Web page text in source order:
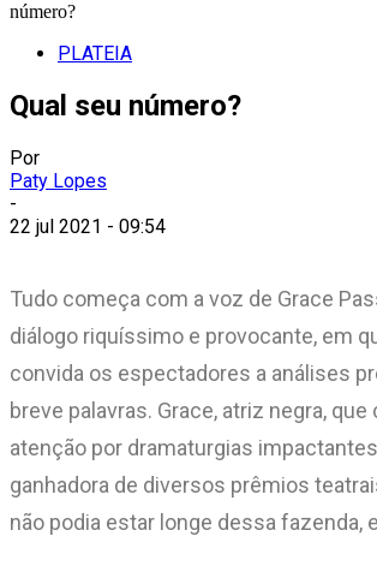
número?
PLATEIA
Qual seu número?
Por
Paty Lopes
-
22 jul 2021 - 09:54
Tudo começa com a voz de Grace
diálogo riquíssimo e provocante, em
convida os espectadores a análises
breve palavras. Grace, atriz negra, que
atenção por dramaturgias
ganhadora de diversos prêmios
não podia estar longe dessa fazenda,